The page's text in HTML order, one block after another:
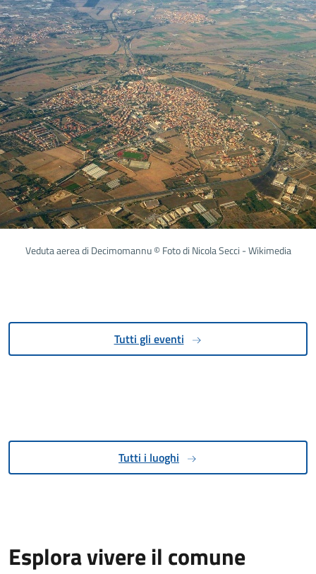
Veduta aerea di Decimomannu © Foto di Nicola Secci - Wikimedia
Tutti gli eventi
Tutti i luoghi
Esplora vivere il comune